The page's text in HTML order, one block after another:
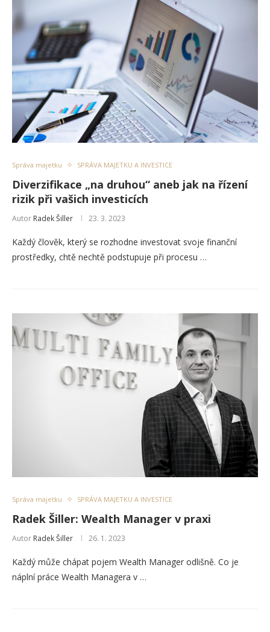
Správa majetku SPRÁVA MAJETKU A INVESTICE
Diverzifikace „na druhou“ aneb jak na řízení
rizik při vašich investicích
Autor Radek Šiller 23. 3. 2023
Každý člověk, který se rozhodne investovat svoje finanční
prostředky, chtě nechtě podstupuje při procesu …
Správa majetku SPRÁVA MAJETKU A INVESTICE
Radek Šiller: Wealth Manager v praxi
Autor Radek Šiller 26. 1. 2023
Každý může chápat pojem Wealth Manager odlišně. Co je
náplní práce Wealth Managera v …